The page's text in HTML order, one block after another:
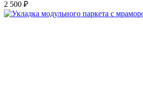
2 500 ₽